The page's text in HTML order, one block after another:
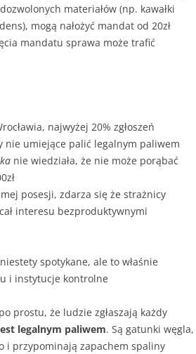
materiałów (np. kawałki
mogą nałożyć mandat od 20zł
mandatu sprawa może trafić
najwyżej 20% zgłoszeń
nie umiejące palić legalnym paliwem
nie wiedziała, że nie może porąbać
posesji, zdarza się że strażnicy
interesu bezproduktywnymi
spotykane, ale to właśnie
i instytucje kontrolne
prostu, że ludzie zgłaszają każdy
legalnym paliwem. Są gatunki węgla,
i przypominają zapachem spaliny